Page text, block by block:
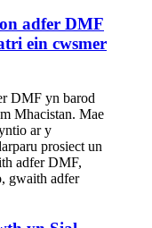
adfer DMF
ein cwsmer
DMF yn barod
Mhacistan. Mae
ar y
prosiect un
adfer DMF,
gwaith adfer